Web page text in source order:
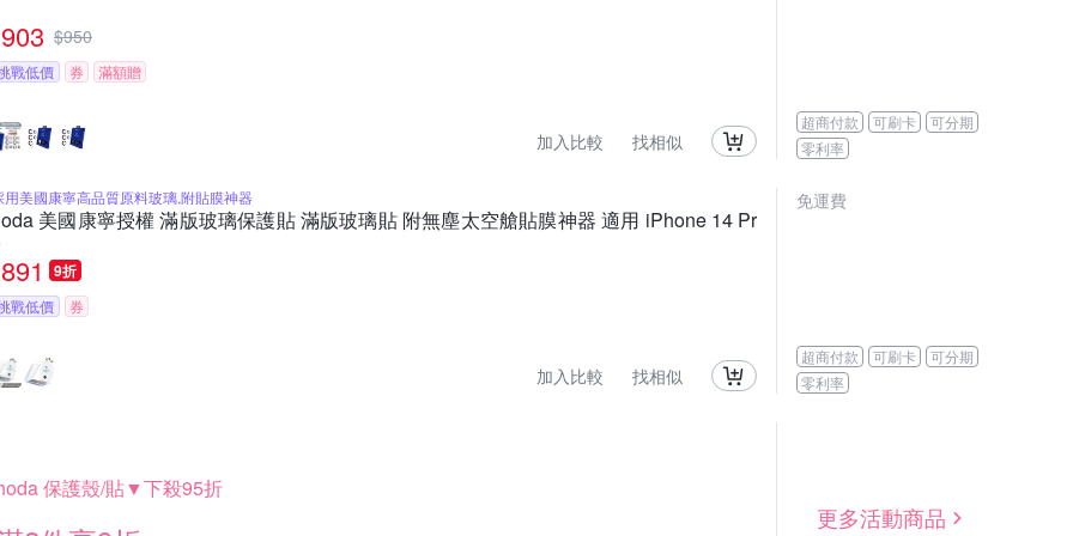
903 $950
戰低價 券 滿額贈
加入比較 找相似
超商付款 可刷卡
可分期
零利率
用美國康寧高品質原料玻璃,附貼膜神器
美國康寧授權 滿版玻璃保護貼 滿版玻璃貼 附無塵太空艙貼膜神器 適用 iPhone 14 Pr
891 9折
戰低價 券
加入比較 找相似
免運費
超商付款 可刷卡
可分期
零利率
保護殼/貼▼下殺95折
更多活動商品